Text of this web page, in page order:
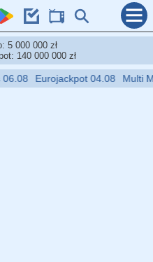
5 000 000 zł
140 000 000 zł
Eurojackpot 04.08 Multi